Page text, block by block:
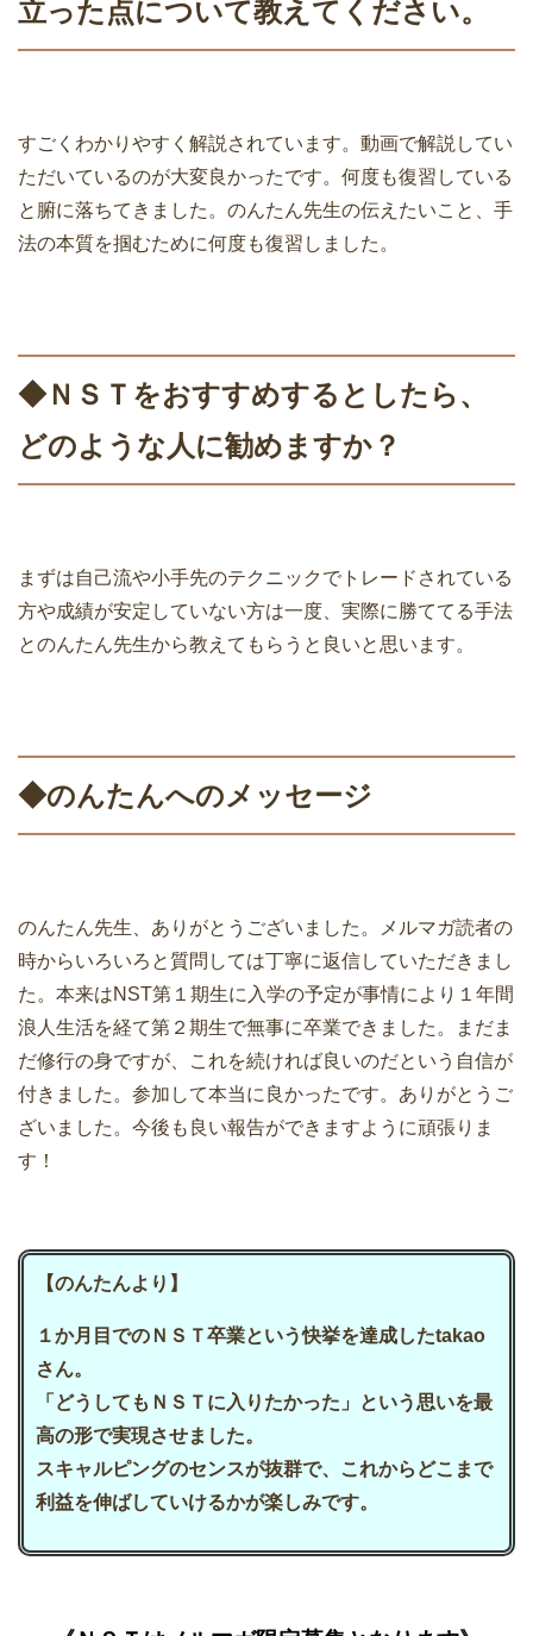
立った点について教えてください。
すごくわかりやすく解説されています。動画で解説してい
ただいているのが大変良かったです。何度も復習している
と腑に落ちてきました。のんたん先生の伝えたいこと、手
法の本質を掴むために何度も復習しました。
◆ＮＳＴをおすすめするとしたら、
どのような人に勧めますか？
まずは自己流や小手先のテクニックでトレードされている
方や成績が安定していない方は一度、実際に勝ててる手法
とのんたん先生から教えてもらうと良いと思います。
◆のんたんへのメッセージ
のんたん先生、ありがとうございました。メルマガ読者の
時からいろいろと質問しては丁寧に返信していただきまし
た。本来はNST第１期生に入学の予定が事情により１年間
浪人生活を経て第２期生で無事に卒業できました。まだま
だ修行の身ですが、これを続ければ良いのだという自信が
付きました。参加して本当に良かったです。ありがとうご
ざいました。今後も良い報告ができますように頑張りま
す！
【のんたんより】
１か月目でのＮＳＴ卒業という快挙を達成したtakao
さん。
「どうしてもＮＳＴに入りたかった」という思いを最
高の形で実現させました。
スキャルピングのセンスが抜群で、これからどこまで
利益を伸ばしていけるかが楽しみです。